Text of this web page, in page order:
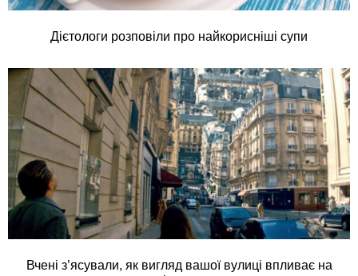
Дієтологи розповіли про найкорисніші супи
Вчені з’ясували, як вигляд вашої вулиці впливає на